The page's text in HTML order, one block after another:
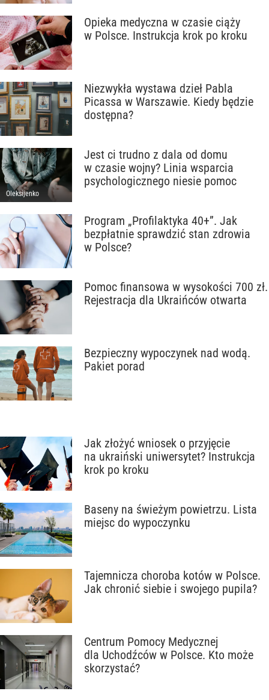
Opieka medyczna w czasie ciąży
w Polsce. Instrukcja krok po kroku
Niezwykła wystawa dzieł Pabla
Picassa w Warszawie. Kiedy będzie
dostępna?
Oleksijenko
Jest ci trudno z dala od domu
w czasie wojny? Linia wsparcia
psychologicznego niesie pomoc
Program „Profilaktyka 40+”. Jak
bezpłatnie sprawdzić stan zdrowia
w Polsce?
Pomoc finansowa w wysokości 700 zł.
Rejestracja dla Ukraińców otwarta
Bezpieczny wypoczynek nad wodą.
Pakiet porad
Jak złożyć wniosek o przyjęcie
na ukraiński uniwersytet? Instrukcja
krok po kroku
Baseny na świeżym powietrzu. Lista
miejsc do wypoczynku
Tajemnicza choroba kotów w Polsce.
Jak chronić siebie i swojego pupila?
Centrum Pomocy Medycznej
dla Uchodźców w Polsce. Kto może
skorzystać?